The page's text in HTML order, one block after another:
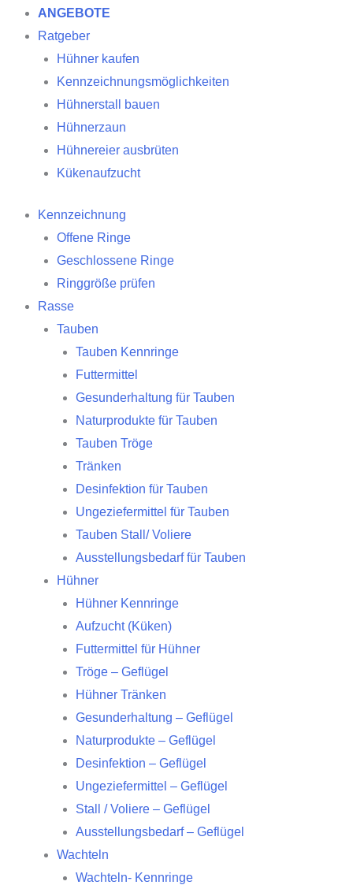
ANGEBOTE
Ratgeber
Hühner kaufen
Kennzeichnungsmöglichkeiten
Hühnerstall bauen
Hühnerzaun
Hühnereier ausbrüten
Kükenaufzucht
Kennzeichnung
Offene Ringe
Geschlossene Ringe
Ringgröße prüfen
Rasse
Tauben
Tauben Kennringe
Futtermittel
Gesunderhaltung für Tauben
Naturprodukte für Tauben
Tauben Tröge
Tränken
Desinfektion für Tauben
Ungeziefermittel für Tauben
Tauben Stall/ Voliere
Ausstellungsbedarf für Tauben
Hühner
Hühner Kennringe
Aufzucht (Küken)
Futtermittel für Hühner
Tröge – Geflügel
Hühner Tränken
Gesunderhaltung – Geflügel
Naturprodukte – Geflügel
Desinfektion – Geflügel
Ungeziefermittel – Geflügel
Stall / Voliere – Geflügel
Ausstellungsbedarf – Geflügel
Wachteln
Wachteln- Kennringe